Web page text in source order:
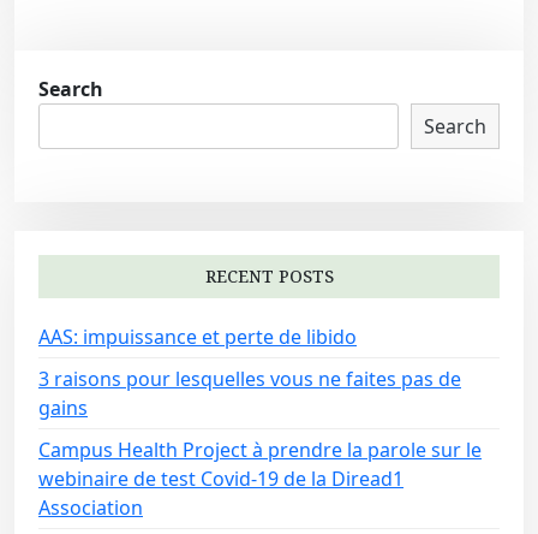
Search
Search
RECENT POSTS
AAS: impuissance et perte de libido
3 raisons pour lesquelles vous ne faites pas de
gains
Campus Health Project à prendre la parole sur le
webinaire de test Covid-19 de la Diread1
Association